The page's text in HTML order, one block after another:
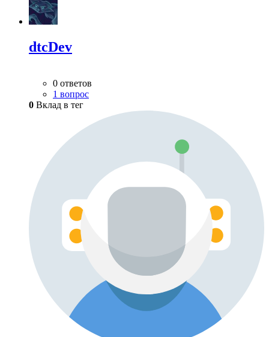
dtcDev
0 ответов
1 вопрос
0 Вклад в тег